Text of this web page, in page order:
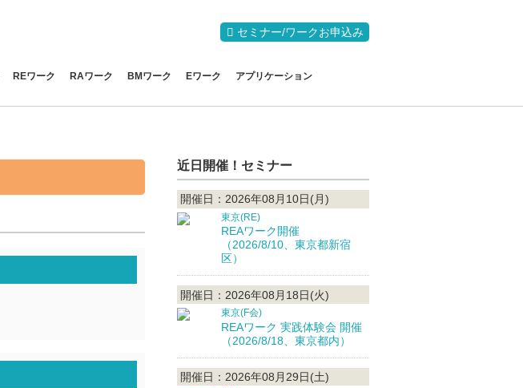
セミナー/ワークお申込み
REワーク RAワーク BMワーク Eワーク アプリケーション
近日開催！セミナー
開催日：2026年08月10日(月)
東京(RE)
REAワーク開催
（2026/8/10、東京都新宿
区）
開催日：2026年08月18日(火)
東京(F会)
REAワーク 実践体験会 開催
（2026/8/18、東京都内）
開催日：2026年08月29日(土)